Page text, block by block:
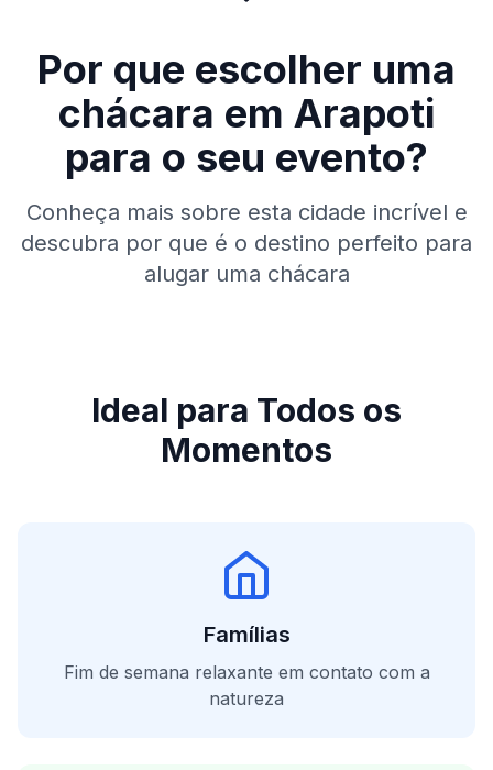
Por que escolher uma
chácara em Arapoti
para o seu evento?
Conheça mais sobre esta cidade incrível e
descubra por que é o destino perfeito para
alugar uma chácara
Ideal para Todos os
Momentos
Famílias
Fim de semana relaxante em contato com a
natureza